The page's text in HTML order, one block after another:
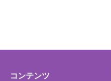
コンテンツ